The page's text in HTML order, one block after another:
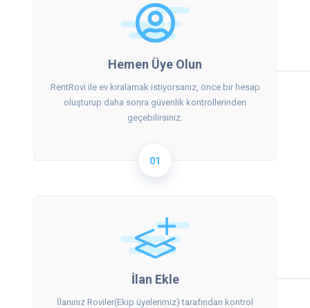
01
Hemen Üye Olun
RentRovi ile ev kiralamak istiyorsanız, önce bir hesap
oluşturup daha sonra güvenlik kontrollerinden
geçebilirsiniz.
İlan Ekle
İlanınız Roviler(Ekip üyelerimiz) tarafından kontrol